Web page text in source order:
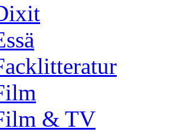
& TV